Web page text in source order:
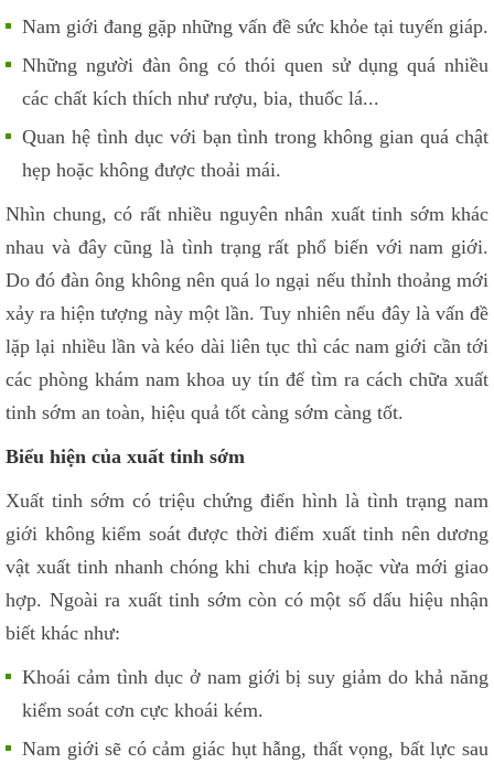
Nam giới đang gặp những vấn đề sức khỏe tại tuyến giáp.
Những người đàn ông có thói quen sử dụng quá nhiều
các chất kích thích như rượu, bia, thuốc lá...
Quan hệ tình dục với bạn tình trong không gian quá chật
hẹp hoặc không được thoải mái.
Nhìn chung, có rất nhiều nguyên nhân xuất tinh sớm khác
nhau và đây cũng là tình trạng rất phổ biến với nam giới.
Do đó đàn ông không nên quá lo ngại nếu thỉnh thoảng mới
xảy ra hiện tượng này một lần. Tuy nhiên nếu đây là vấn đề
lặp lại nhiều lần và kéo dài liên tục thì các nam giới cần tới
các phòng khám nam khoa uy tín để tìm ra cách chữa xuất
tinh sớm an toàn, hiệu quả tốt càng sớm càng tốt.
Biểu hiện của xuất tinh sớm
Xuất tinh sớm có triệu chứng điển hình là tình trạng nam
giới không kiểm soát được thời điểm xuất tinh nên dương
vật xuất tinh nhanh chóng khi chưa kịp hoặc vừa mới giao
hợp. Ngoài ra xuất tinh sớm còn có một số dấu hiệu nhận
biết khác như:
Khoái cảm tình dục ở nam giới bị suy giảm do khả năng
kiểm soát cơn cực khoái kém.
Nam giới sẽ có cảm giác hụt hẫng, thất vọng, bất lực sau